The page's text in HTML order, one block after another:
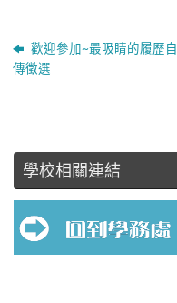
歡迎參加~最吸睛的履歷自
傳徵選
學校相關連結